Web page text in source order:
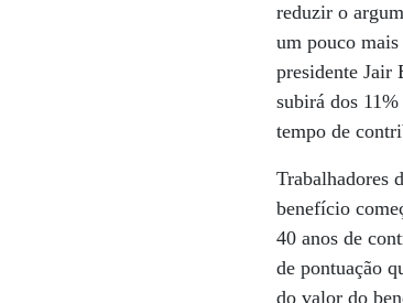
reduzir o
um pouco
presidente Jair
subirá dos
tempo de
Trabalhadores
benefício
40 anos de
de pontuação
do valor do